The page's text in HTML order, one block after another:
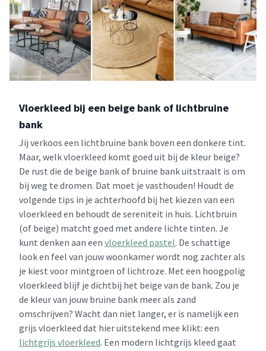
Vloerkleed bij een beige bank of lichtbruine
bank
Jij verkoos een lichtbruine bank boven een donkere tint.
Maar, welk vloerkleed komt goed uit bij de kleur beige?
De rust die de beige bank of bruine bank uitstraalt is om
bij weg te dromen. Dat moet je vasthouden! Houdt de
volgende tips in je achterhoofd bij het kiezen van een
vloerkleed en behoudt de sereniteit in huis. Lichtbruin
(of beige) matcht goed met andere lichte tinten. Je
kunt denken aan een vloerkleed pastel. De schattige
look en feel van jouw woonkamer wordt nog zachter als
je kiest voor mintgroen of lichtroze. Met een hoogpolig
vloerkleed blijf je dichtbij het beige van de bank. Zou je
de kleur van jouw bruine bank meer als zand
omschrijven? Wacht dan niet langer, er is namelijk een
grijs vloerkleed dat hier uitstekend mee klikt: een
lichtgrijs vloerkleed. Een modern lichtgrijs kleed gaat